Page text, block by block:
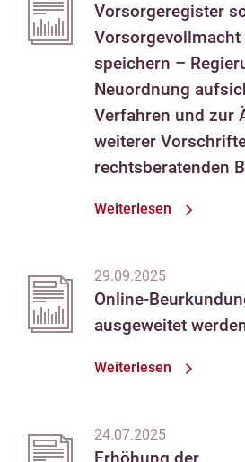
Vorsorgeregister
speichern –
Neuordnung
Verfahren und zur
weiterer
rechtsberatenden
Weiterlesen
29.09.2025
Online-
ausgeweitet
Weiterlesen
24.07.2025